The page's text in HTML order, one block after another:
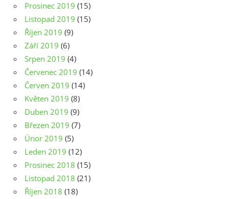
Prosinec 2019 (15)
Listopad 2019 (15)
Říjen 2019 (9)
Září 2019 (6)
Srpen 2019 (4)
Červenec 2019 (14)
Červen 2019 (14)
Květen 2019 (8)
Duben 2019 (9)
Březen 2019 (7)
Únor 2019 (5)
Leden 2019 (12)
Prosinec 2018 (15)
Listopad 2018 (21)
Říjen 2018 (18)